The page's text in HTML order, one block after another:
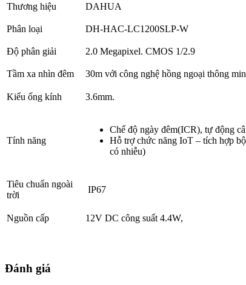
Thương hiệu DAHUA
Phân loại DH-HAC-LC1200SLP-W
Độ phân giải 2.0 Megapixel. CMOS 1/2.9
Tầm xa nhìn đêm 30m với công nghệ hồng ngoại thông
Kiểu ống kính 3.6mm.
Tính năng
Chế độ ngày đêm(ICR), tự động
Hỗ trợ chức năng IoT – tích hợp
có nhiễu)
Tiêu chuẩn ngoài
trời
IP67
Nguồn cấp 12V DC công suất 4.4W,
Đánh giá